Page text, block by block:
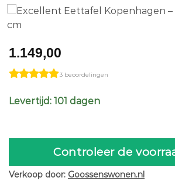
1.149,00
3 beoordelingen
Levertijd: 101 dagen
Controleer de
Verkoop door: Goossenswonen.nl